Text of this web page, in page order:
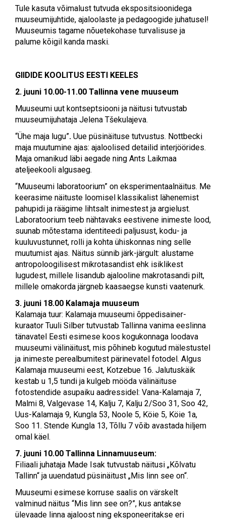
Tule kasuta võimalust tutvuda ekspositsioonidega
muuseumijuhtide, ajaloolaste ja pedagoogide juhatusel!
Muuseumis tagame nõuetekohase turvalisuse ja
palume kõigil kanda maski.
GIIDIDE KOOLITUS EESTI KEELES
2. juuni 10.00-11.00 Tallinna vene muuseum
Muuseumi uut kontseptsiooni ja näitusi tutvustab
muuseumijuhataja Jelena Tšekulajeva.
“Ühe maja lugu”. Uue püsinäituse tutvustus. Nottbecki
maja muutumine ajas: ajaloolised detailid interjöörides.
Maja omanikud läbi aegade ning Ants Laikmaa
ateljeekooli algusaeg.
“Muuseumi laboratoorium” on eksperimentaalnäitus. Me
keerasime näituste loomisel klassikalist lähenemist
pahupidi ja räägime lihtsalt inimestest ja argielust.
Laboratoorium teeb nähtavaks eestivene inimeste lood,
suunab mõtestama identiteedi paljusust, kodu- ja
kuuluvustunnet, rolli ja kohta ühiskonnas ning selle
muutumist ajas. Näitus sünnib järk-järgult: alustame
antropoloogilisest mikrotasandist ehk isiklikest
lugudest, millele lisandub ajalooline makrotasandi pilt,
millele omakorda järgneb kaasaegse kunsti vaatenurk.
3. juuni 18.00 Kalamaja muuseum
Kalamaja tuur: Kalamaja muuseumi õppedisainer-
kuraator Tuuli Silber tutvustab Tallinna vanima eeslinna
tänavatel Eesti esimese koos kogukonnaga loodava
muuseumi välinäitust, mis põhineb kogutud mälestustel
ja inimeste perealbumitest pärinevatel fotodel. Algus
Kalamaja muuseumi eest, Kotzebue 16. Jalutuskäik
kestab u 1,5 tundi ja kulgeb mööda välinäituse
fotostendide asupaiku aadressidel: Vana-Kalamaja 7,
Malmi 8, Valgevase 14, Kalju 7, Kalju 2/Soo 31, Soo 42,
Uus-Kalamaja 9, Kungla 53, Noole 5, Köie 5, Köie 1a,
Soo 11. Stende Kungla 13, Tõllu 7 võib avastada hiljem
omal käel.
7. juuni 10.00 Tallinna Linnamuuseum:
Filiaali juhataja Made Isak tutvustab näitusi „Kõlvatu
Tallinn“ ja uuendatud püsinäitust „Mis linn see on“.
Muuseumi esimese korruse saalis on värskelt
valminud näitus “Mis linn see on?”, kus antakse
ülevaade linna ajaloost ning eksponeeritakse eri